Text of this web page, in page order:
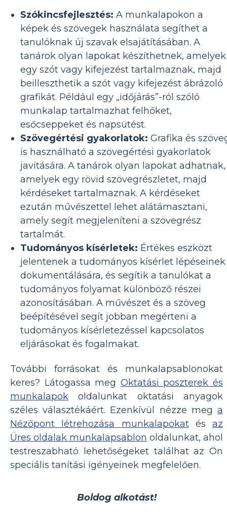
Szókincsfejlesztés: A munkalapokon a
képek és szövegek használata segíthet a
tanulóknak új szavak elsajátításában. A
tanárok olyan lapokat készíthetnek, amelyek
egy szót vagy kifejezést tartalmaznak, majd
beilleszthetik a szót vagy kifejezést ábrázoló
grafikát. Például egy „időjárás”-ról szóló
munkalap tartalmazhat felhőket,
esőcseppeket és napsütést.
Szövegértési gyakorlatok: Grafika és
is használható a szövegértési gyakorlatok
javítására. A tanárok olyan lapokat adhatnak,
amelyek egy rövid szövegrészletet, majd
kérdéseket tartalmaznak. A kérdéseket
ezután művészettel lehet alátámasztani,
amely segít megjeleníteni a szövegrész
tartalmát.
Tudományos kísérletek: Értékes eszközt
jelentenek a tudományos kísérlet lépéseinek
dokumentálására, és segítik a tanulókat a
tudományos folyamat különböző részei
azonosításában. A művészet és a szöveg
beépítésével segít jobban megérteni a
tudományos kísérletezéssel kapcsolatos
eljárásokat és fogalmakat.
További forrásokat és munkalapsablonokat
keres? Látogassa meg Oktatási poszterek és
munkalapok oldalunkat oktatási anyagok
széles választékáért. Ezenkívül nézze meg a
Nézőpont létrehozása munkalapokatés az
Üres oldalak munkalapsablon oldalunkat, ahol
testreszabható lehetőségeket találhat az Ön
speciális tanítási igényeinek megfelelően.
Boldog alkotást!